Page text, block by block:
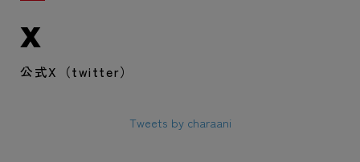
X
公式X（twitter）
Tweets by charaani